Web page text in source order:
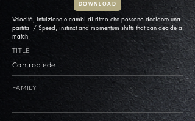
DOWNLOAD
Velocità, intuizione e cambi di ritmo che possono decidere una
partita. / Speed, instinct and momentum shifts that can decide a
match.
TITLE
Contropiede
FAMILY